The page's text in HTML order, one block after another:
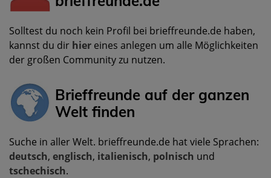
Solltest du noch kein Profil bei brieffreunde.de haben,
kannst du dir hier eines anlegen um alle Möglichkeiten
der großen Community zu nutzen.
Brieffreunde auf der ganzen
Welt finden
Suche in aller Welt. brieffreunde.de hat viele Sprachen:
deutsch, englisch, italienisch, polnisch und
tschechisch.